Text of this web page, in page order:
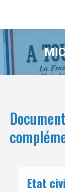
Etat